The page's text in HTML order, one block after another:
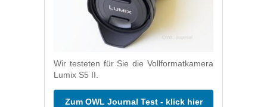
Wir testeten für Sie die Vollformatkamera
Lumix S5 II.
Zum OWL Journal Test - klick hier